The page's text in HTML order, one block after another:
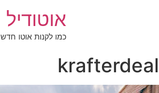
אוטודיל
כמו לקנות אוטו חדש
krafterdeal